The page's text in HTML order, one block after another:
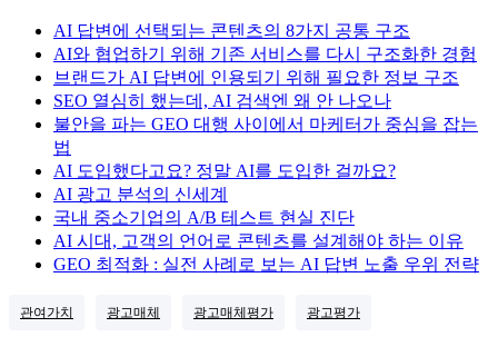
AI 답변에 선택되는 콘텐츠의 8가지 공통 구조
AI와 협업하기 위해 기존 서비스를 다시 구조화한 경험
브랜드가 AI 답변에 인용되기 위해 필요한 정보 구조
SEO 열심히 했는데, AI 검색엔 왜 안 나오나
불안을 파는 GEO 대행 사이에서 마케터가 중심을 잡는
법
AI 도입했다고요? 정말 AI를 도입한 걸까요?
AI 광고 분석의 신세계
국내 중소기업의 A/B 테스트 현실 진단
AI 시대, 고객의 언어로 콘텐츠를 설계해야 하는 이유
GEO 최적화 : 실전 사례로 보는 AI 답변 노출 우위 전략
관여가치 광고매체 광고매체평가 광고평가